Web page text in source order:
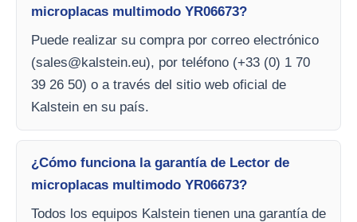
microplacas multimodo YR06673?
Puede realizar su compra por correo electrónico
(sales@kalstein.eu), por teléfono (+33 (0) 1 70
39 26 50) o a través del sitio web oficial de
Kalstein en su país.
¿Cómo funciona la garantía de Lector de
microplacas multimodo YR06673?
Todos los equipos Kalstein tienen una garantía de